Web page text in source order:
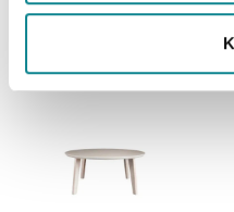
Ohjeet
Suosittelemme